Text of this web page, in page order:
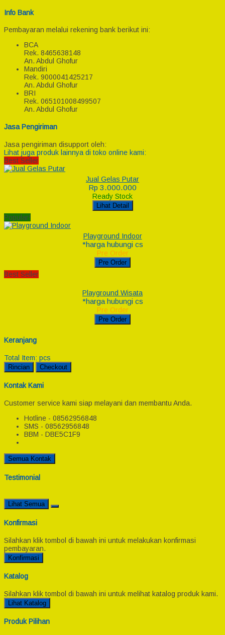
Info Bank
Pembayaran melalui rekening bank berikut ini:
BCA
Rek. 8465638148
An. Abdul Ghofur
Mandiri
Rek. 9000041425217
An. Abdul Ghofur
BRI
Rek. 065101008499507
An. Abdul Ghofur
Jasa Pengiriman
Jasa pengiriman disupport oleh:
Lihat juga produk lainnya di toko online kami:
Best Seller
Jual Gelas Putar
Rp 3.000.000
Ready Stock
Lihat Detail
Popular!
Playground Indoor
*harga hubungi cs
Pre Order
Pre Order
Best Seller
Playground Wisata
*harga hubungi cs
Pre Order
Pre Order
Keranjang
Total Item: pcs
Rincian Checkout
Kontak Kami
Customer service kami siap melayani dan membantu Anda.
Hotline - 08562956848
SMS - 08562956848
BBM - DBE5C1F9
Semua Kontak
Testimonial
Lihat Semua
Konfirmasi
Silahkan klik tombol di bawah ini untuk melakukan konfirmasi
pembayaran.
Konfirmasi
Katalog
Silahkan klik tombol di bawah ini untuk melihat katalog produk kami.
Lihat Katalog
Produk Pilihan